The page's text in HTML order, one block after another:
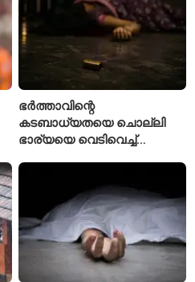
ഭർത്താവിന്റെ
കടബാധ്യതയെ ചൊല്ലി
ഭാര്യയെ വെടിവെച്ച്
കൊലപാതകം